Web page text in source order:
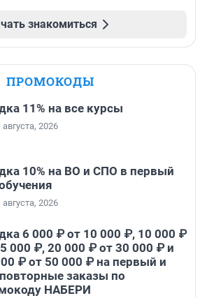
знакомиться
ПРОМОКОДЫ
11% на все курсы
2026
10% на ВО и СПО в первый
2026
6 000 ₽ от 10 000 ₽, 10 000 ₽
000 ₽, 20 000 ₽ от 30 000 ₽ и
₽ от 50 000 ₽ на первый и
заказы по
НАБЕРИ